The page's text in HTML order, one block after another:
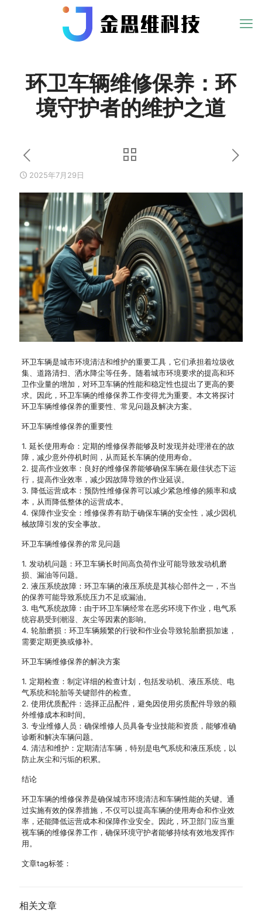
环卫车辆维修保养：环
境守护者的维护之道
2025年7月29日
环卫车辆是城市环境清洁和维护的重要工具，它们承担着垃圾收
集、道路清扫、洒水降尘等任务。随着城市环境要求的提高和环
卫作业量的增加，对环卫车辆的性能和稳定性也提出了更高的要
求。因此，环卫车辆的维修保养工作变得尤为重要。本文将探讨
环卫车辆维修保养的重要性、常见问题及解决方案。
环卫车辆维修保养的重要性
1. 延长使用寿命：定期的维修保养能够及时发现并处理潜在的故
障，减少意外停机时间，从而延长车辆的使用寿命。
2. 提高作业效率：良好的维修保养能够确保车辆在最佳状态下运
行，提高作业效率，减少因故障导致的作业延误。
3. 降低运营成本：预防性维修保养可以减少紧急维修的频率和成
本，从而降低整体的运营成本。
4. 保障作业安全：维修保养有助于确保车辆的安全性，减少因机
械故障引发的安全事故。
环卫车辆维修保养的常见问题
1. 发动机问题：环卫车辆长时间高负荷作业可能导致发动机磨
损、漏油等问题。
2. 液压系统故障：环卫车辆的液压系统是其核心部件之一，不当
的保养可能导致系统压力不足或漏油。
3. 电气系统故障：由于环卫车辆经常在恶劣环境下作业，电气系
统容易受到潮湿、灰尘等因素的影响。
4. 轮胎磨损：环卫车辆频繁的行驶和作业会导致轮胎磨损加速，
需要定期更换或修补。
环卫车辆维修保养的解决方案
1. 定期检查：制定详细的检查计划，包括发动机、液压系统、电
气系统和轮胎等关键部件的检查。
2. 使用优质配件：选择正品配件，避免因使用劣质配件导致的额
外维修成本和时间。
3. 专业维修人员：确保维修人员具备专业技能和资质，能够准确
诊断和解决车辆问题。
4. 清洁和维护：定期清洁车辆，特别是电气系统和液压系统，以
防止灰尘和污垢的积累。
结论
环卫车辆的维修保养是确保城市环境清洁和车辆性能的关键。通
过实施有效的保养措施，不仅可以提高车辆的使用寿命和作业效
率，还能降低运营成本和保障作业安全。因此，环卫部门应当重
视车辆的维修保养工作，确保环境守护者能够持续有效地发挥作
用。
文章tag标签：
相关文章